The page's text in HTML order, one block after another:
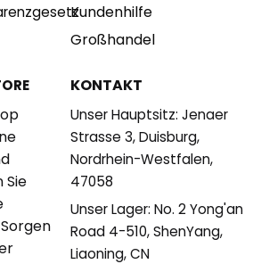
Kundenhilfe
Großhandel
Sie
KONTAKT
Unser Hauptsitz: Jenaer
Strasse 3, Duisburg,
Nordrhein-Westfalen,
47058
Unser Lager: No. 2 Yong'an
Road 4-510, ShenYang,
Liaoning, CN